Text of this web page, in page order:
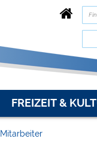
FREIZEIT &
Mitarbeiter